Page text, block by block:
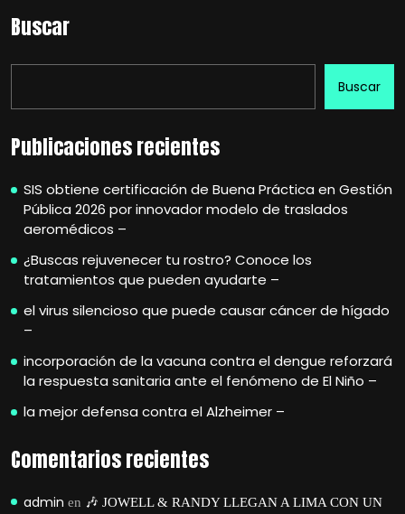
Buscar
Buscar
Publicaciones recientes
SIS obtiene certificación de Buena Práctica en Gestión
Pública 2026 por innovador modelo de traslados
aeromédicos –
¿Buscas rejuvenecer tu rostro? Conoce los
tratamientos que pueden ayudarte –
el virus silencioso que puede causar cáncer de hígado
–
incorporación de la vacuna contra el dengue reforzará
la respuesta sanitaria ante el fenómeno de El Niño –
la mejor defensa contra el Alzheimer –
Comentarios recientes
admin en 🎶 JOWELL & RANDY LLEGAN A LIMA CON UN